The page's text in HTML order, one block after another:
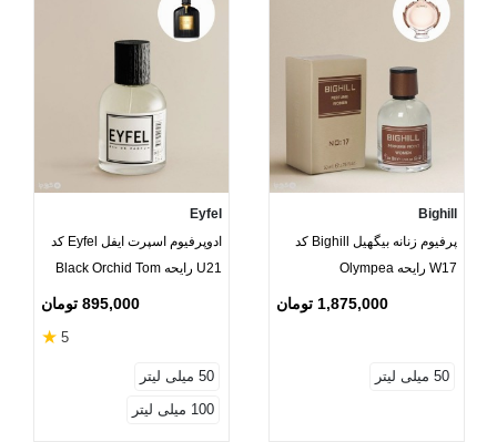
Bighill
پرفیوم زنانه بیگهیل Bighill کد
W17 رایحه Olympea
1,875,000 تومان
50 میلی لیتر
Eyfel
ادوپرفیوم اسپرت ایفل Eyfel کد
U21 رایحه Black Orchid Tom
895,000 تومان
5
★
50 میلی لیتر
100 میلی لیتر